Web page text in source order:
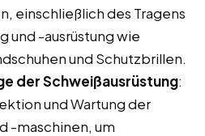
einschließlich des Tragens
und -ausrüstung wie
und Schutzbrillen.
der Schweißausrüstung:
und Wartung der
-maschinen, um